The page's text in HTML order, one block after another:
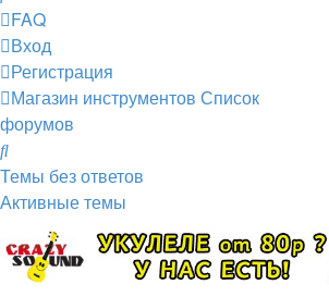
FAQ
Вход
Регистрация
Магазин инструментов Список
форумов
Поиск
Темы без ответов
Активные темы